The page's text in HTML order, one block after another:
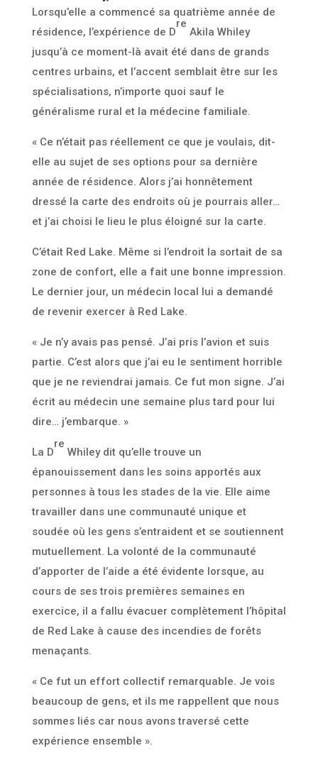
Lorsqu’elle a commencé sa quatrième année de
résidence, l’expérience de D
re
Akila Whiley
jusqu’à ce moment-là avait été dans de grands
centres urbains, et l’accent semblait être sur les
spécialisations, n’importe quoi sauf le
généralisme rural et la médecine familiale.
« Ce n’était pas réellement ce que je voulais, dit-
elle au sujet de ses options pour sa dernière
année de résidence. Alors j’ai honnêtement
dressé la carte des endroits où je pourrais aller…
et j’ai choisi le lieu le plus éloigné sur la carte.
C’était Red Lake. Même si l’endroit la sortait de sa
zone de confort, elle a fait une bonne impression.
Le dernier jour, un médecin local lui a demandé
de revenir exercer à Red Lake.
« Je n’y avais pas pensé. J’ai pris l’avion et suis
partie. C’est alors que j’ai eu le sentiment horrible
que je ne reviendrai jamais. Ce fut mon signe. J’ai
écrit au médecin une semaine plus tard pour lui
dire… j’embarque. »
La D
re
Whiley dit qu’elle trouve un
épanouissement dans les soins apportés aux
personnes à tous les stades de la vie. Elle aime
travailler dans une communauté unique et
soudée où les gens s’entraident et se soutiennent
mutuellement. La volonté de la communauté
d’apporter de l’aide a été évidente lorsque, au
cours de ses trois premières semaines en
exercice, il a fallu évacuer complètement l’hôpital
de Red Lake à cause des incendies de forêts
menaçants.
« Ce fut un effort collectif remarquable. Je vois
beaucoup de gens, et ils me rappellent que nous
sommes liés car nous avons traversé cette
expérience ensemble ».